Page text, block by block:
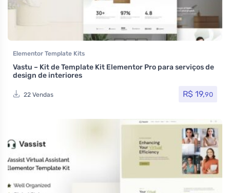
Elementor Template Kits
Vastu – Kit de Template Kit Elementor Pro para serviços de
design de interiores
22 Vendas R$ 19,90